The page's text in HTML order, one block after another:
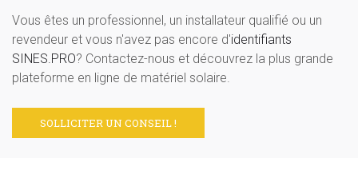
Vous êtes un professionnel, un installateur qualifié ou un
revendeur et vous n'avez pas encore d'identifiants
SINES.PRO? Contactez-nous et découvrez la plus grande
plateforme en ligne de matériel solaire.
SOLLICITER UN CONSEIL !